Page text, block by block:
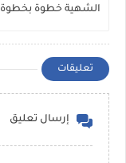
الشهية خطوة بخطوة
تعليقات
إرسال تعليق